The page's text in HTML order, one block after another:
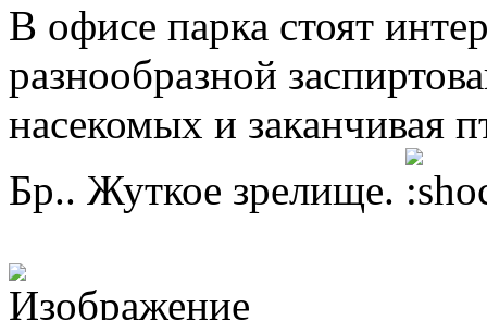
В офисе парка стоят
разнообразной
насекомых и заканчивая
Бр.. Жуткое зрелище.